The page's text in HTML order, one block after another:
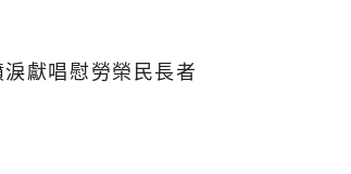
獻唱慰勞榮民長者